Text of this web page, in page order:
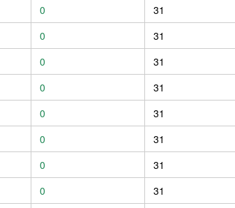
0 31
0 31
0 31
0 31
0 31
0 31
0 31
0 31